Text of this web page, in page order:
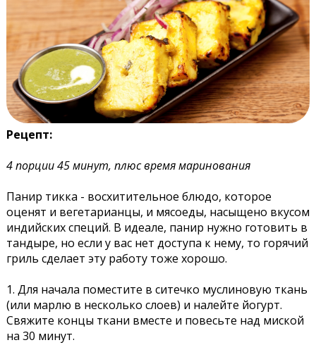
Рецепт:
4 порции 45 минут, плюс время маринования
Панир тикка - восхитительное блюдо, которое
оценят и вегетарианцы, и мясоеды, насыщено вкусом
индийских специй. В идеале, панир нужно готовить в
тандыре, но если у вас нет доступа к нему, то горячий
гриль сделает эту работу тоже хорошо.
1. Для начала поместите в ситечко муслиновую ткань
(или марлю в несколько слоев) и налейте йогурт.
Свяжите концы ткани вместе и повесьте над миской
на 30 минут.